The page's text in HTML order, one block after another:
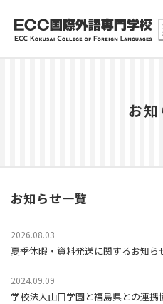
お知
お知らせ一覧
2026.08.03
夏季休暇・資料発送に関するお知ら
2024.09.09
学校法人山口学園と福島県との連携